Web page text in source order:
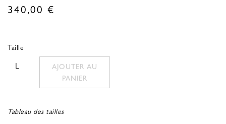
340,00 €
Taille
L
AJOUTER AU
PANIER
Tableau des tailles